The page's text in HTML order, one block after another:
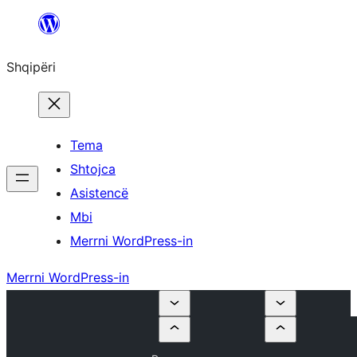
Hidhu
lënda
Shqipëri
Tema
Shtojca
Asistencë
Mbi
Merrni WordPress-in
Merrni WordPress-in